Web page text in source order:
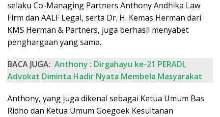
selaku Co-Managing Partners Anthony Andhika Law
Firm dan AALF Legal, serta Dr. H. Kemas Herman dari
KMS Herman & Partners, juga berhasil menyabet
penghargaan yang sama.
BACA JUGA: Anthony : Dirgahayu ke-21 PERADI,
Advokat Diminta Hadir Nyata Membela Masyarakat
Anthony, yang juga dikenal sebagai Ketua Umum Bas
Ridho dan Ketua Umum Goegoek Kesultanan